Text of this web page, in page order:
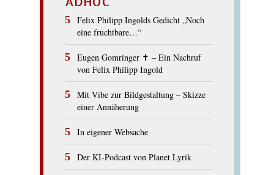
Felix Philipp Ingolds Gedicht „Noch
eine fruchtbare…“
Eugen Gomringer ✝︎ – Ein Nachruf
von Felix Philipp Ingold
Mit Vibe zur Bildgestaltung – Skizze
einer Annäherung
In eigener Websache
Der KI-Podcast von Planet Lyrik